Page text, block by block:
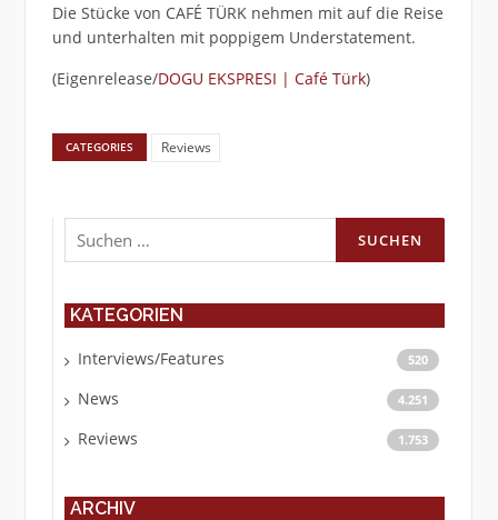
Die Stücke von CAFÉ TÜRK nehmen mit auf die Reise
und unterhalten mit poppigem Understatement.
(Eigenrelease/DOGU EKSPRESI | Café Türk)
CATEGORIES Reviews
Suchen
nach:
KATEGORIEN
Interviews/Features 520
News 4.251
Reviews 1.753
ARCHIV